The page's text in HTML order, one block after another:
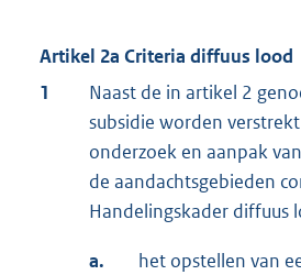
Artikel 2a Criteria diffuus lood
1
Naast de in artikel 2
subsidie worden
onderzoek en aanpak
de aandachtsgebieden
Handelingskader diffuus
a.
het opstellen van